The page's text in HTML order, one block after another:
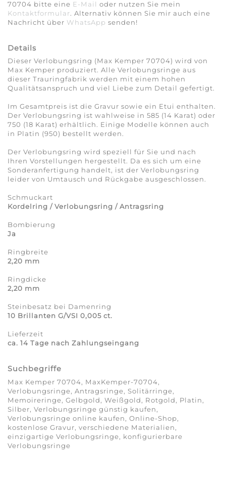
70704 bitte eine E-Mail oder nutzen Sie mein
Kontaktformular. Alternativ können Sie mir auch eine
Nachricht über WhatsApp senden!
Details
Dieser Verlobungsring (Max Kemper 70704) wird von
Max Kemper produziert. Alle Verlobungsringe aus
dieser Trauringfabrik werden mit einem hohen
Qualitätsanspruch und viel Liebe zum Detail gefertigt.
Im Gesamtpreis ist die Gravur sowie ein Etui enthalten.
Der Verlobungsring ist wahlweise in 585 (14 Karat) oder
750 (18 Karat) erhältlich. Einige Modelle können auch
in Platin (950) bestellt werden.
Der Verlobungsring wird speziell für Sie und nach
Ihren Vorstellungen hergestellt. Da es sich um eine
Sonderanfertigung handelt, ist der Verlobungsring
leider von Umtausch und Rückgabe ausgeschlossen.
Schmuckart
Kordelring / Verlobungsring / Antragsring
Bombierung
Ja
Ringbreite
2,20 mm
Ringdicke
2,20 mm
Steinbesatz bei Damenring
10 Brillanten G/VSI 0,005 ct.
Lieferzeit
ca. 14 Tage nach Zahlungseingang
Suchbegriffe
Max Kemper 70704, MaxKemper-70704,
Verlobungsringe, Antragsringe, Solitärringe,
Memoireringe, Gelbgold, Weißgold, Rotgold, Platin,
Silber, Verlobungsringe günstig kaufen,
Verlobungsringe online kaufen, Online-Shop,
kostenlose Gravur, verschiedene Materialien,
einzigartige Verlobungsringe, konfigurierbare
Verlobungsringe